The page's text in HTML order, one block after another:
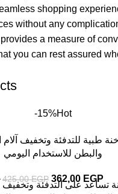
shopping
without any
a measure of
you can rest assured
-15%Hot
طبية للتدفئة وتخفيف آلام
والبطن للاستخدام اليومي
425,00EGP 362,00 EGP
تساعد على التدفئة وتخفيف